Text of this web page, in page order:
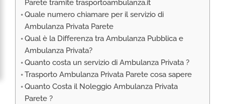
RIMPATRIO SANITARIO ITALIA
AMBULANZA SET CINEMATOGRAFICI
VOLO SANITARIO
TRASPORTO SANITARIO: VOLI DI LINEA,
ELIAMBULANZA ED AMBULANZA
TRASPORTO ECMO O CIRCOLAZIONE
EXTRACORPOREA
Parete tramite trasportoambulanza.it
Quale numero chiamare per il servizio di
Ambulanza Privata Parete
Qual è la Differenza tra Ambulanza Pubblica e
Ambulanza Privata?
Quanto costa un servizio di Ambulanza Privata ?
Trasporto Ambulanza Privata Parete cosa sapere
Quanto Costa il Noleggio Ambulanza Privata
Parete ?